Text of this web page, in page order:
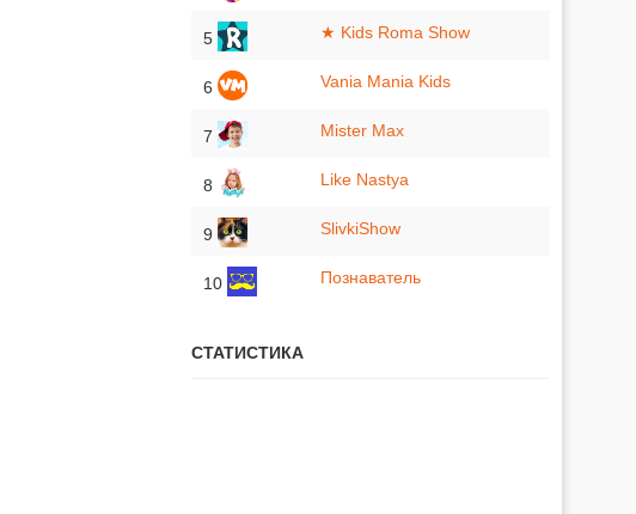
5 ★ Kids Roma Show
6 Vania Mania Kids
7 Mister Max
8 Like Nastya
9 SlivkiShow
10 Познаватель
СТАТИСТИКА